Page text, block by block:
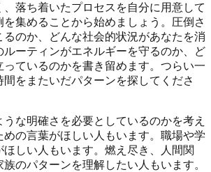
、落ち着いたプロセスを自分に用意して
を集めることから始めましょう。圧倒さ
るのか、どんな社会的状況があなたを消
ルーティンがエネルギーを守るのか、ど
ているのかを書き留めます。つらい一
をまたいだパターンを探してくださ
な明確さを必要としているのかを考え
めの言葉がほしい人もいます。職場や学
しい人もいます。燃え尽き、人間関
のパターンを理解したい人もいます。